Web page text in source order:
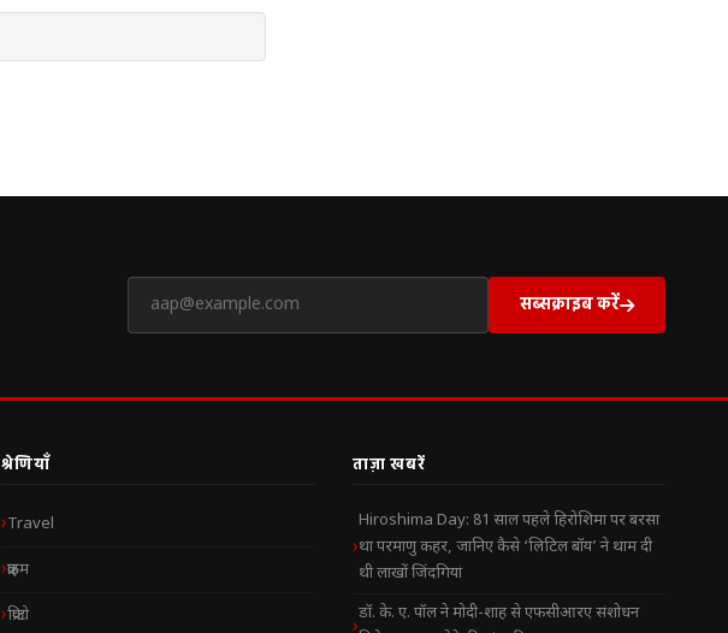
सब्सक्राइब करें
श्रेणियाँ
Travel
क्राइम
क्रिप्टो
ताज़ा खबरें
Hiroshima Day: 81 साल पहले हिरोशिमा पर बरसा
था परमाणु कहर, जानिए कैसे ‘लिटिल बॉय’ ने थाम दी
थी लाखों जिंदगियां
डॉ. के. ए. पॉल ने मोदी-शाह से एफसीआरए संशोधन